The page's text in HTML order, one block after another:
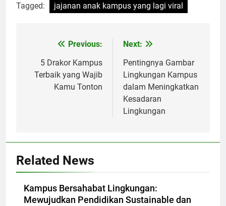
Tagged: jajanan anak kampus yang lagi viral
navigation
Previous:
5 Drakor Kampus
Terbaik yang Wajib
Kamu Tonton
Next:
Pentingnya Gambar
Lingkungan Kampus
dalam Meningkatkan
Kesadaran
Lingkungan
Related News
Kampus Bersahabat Lingkungan:
Mewujudkan Pendidikan Sustainable dan